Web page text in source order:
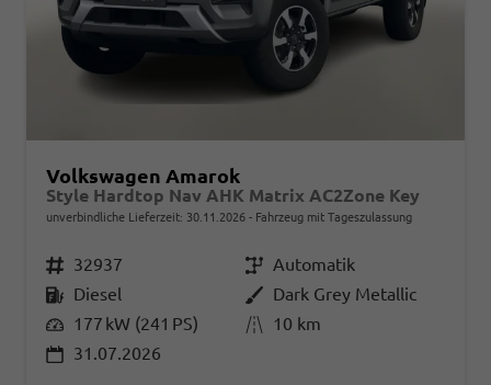
Volkswagen Amarok
Style Hardtop Nav AHK Matrix AC2Zone Key
unverbindliche Lieferzeit: 30.11.2026 Fahrzeug mit Tageszulassung
Fahrzeugnr. 32937 GetriebeAutomatik
Kraftstoff Diesel AußenfarbeDark Grey Metallic
Leistung 177 kW (241 PS) Kilometerstand 10 km
31.07.2026